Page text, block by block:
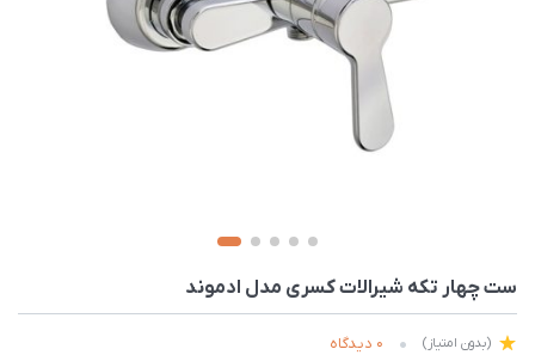
ست چهار تکه شیرالات کسری مدل ادموند
(بدون امتیاز) 0 دیدگاه